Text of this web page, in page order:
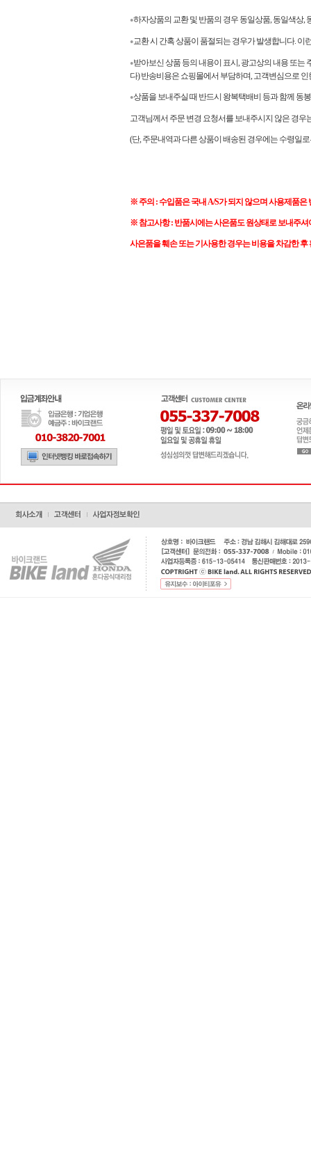
●하자상품의 교환 및 반품의 경우 동일상품, 동일색상
●교환 시 간혹 상품이 품절되는 경우가 발생합니다.
●받아보신 상품 등의 내용이 표시, 광고상의 내용 또는
다) 반송비용은 쇼핑몰에서 부담하며, 고객변심으로
●상품을 보내주실 때 반드시 왕복택배비 등과 함께 동
고객님께서 주문 변경 요청서를 보내주시지 않은 경우
(단, 주문내역과 다른 상품이 배송된 경우에는 수령일
※ 주의 : 수입품은 국내 A/S가 되지 않으며 사용제품은
※ 참고사항 : 반품시에는 사은품도 원상태로 보내주
사은품을 훼손 또는 기사용한 경우는 비용을 차감한 후